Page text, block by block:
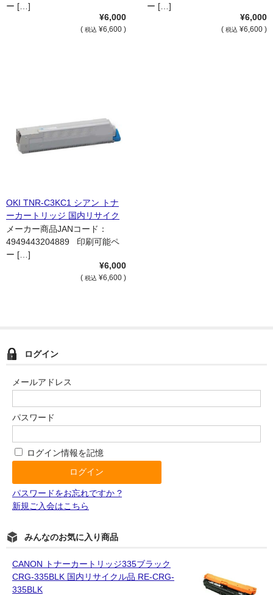
ー […]
¥6,000
( 税込 ¥6,600 )
ー […]
¥6,000
( 税込 ¥6,600 )
OKI TNR-C3KC1 シアン トナ
ーカートリッジ 国内リサイク
ル品
メーカー商品JANコード：
4949443204889 印刷可能ペ
ー […]
¥6,000
( 税込 ¥6,600 )
ログイン
メールアドレス
パスワード
ログイン情報を記憶
パスワードをお忘れですか ?
新規ご入会はこちら
みんなのお気に入り商品
CANON トナーカートリッジ335ブラック
CRG-335BLK 国内リサイクル品 RE-CRG-
335BLK